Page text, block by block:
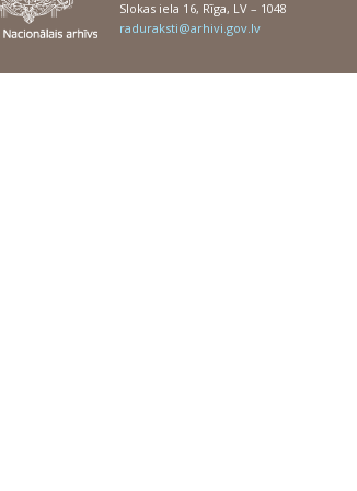
Slokas iela 16, Rīga, LV – 1048
raduraksti@arhivi.gov.lv